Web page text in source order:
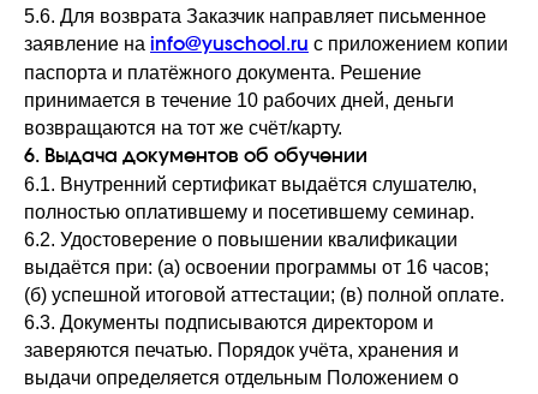
5.6. Для возврата Заказчик направляет письменное
заявление на info@yuschool.ru с приложением копии
паспорта и платёжного документа. Решение
принимается в течение 10 рабочих дней, деньги
возвращаются на тот же счёт/карту.
6. Выдача документов об обучении
6.1. Внутренний сертификат выдаётся слушателю,
полностью оплатившему и посетившему семинар.
6.2. Удостоверение о повышении квалификации
выдаётся при: (а) освоении программы от 16 часов;
(б) успешной итоговой аттестации; (в) полной оплате.
6.3. Документы подписываются директором и
заверяются печатью. Порядок учёта, хранения и
выдачи определяется отдельным Положением о